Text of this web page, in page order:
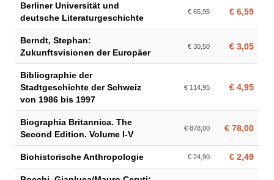
Berliner Universität und
deutsche Literaturgeschichte
€ 65,95 € 6,59
Berndt, Stephan:
Zukunftsvisionen der Europäer
€ 30,50 € 3,05
Bibliographie der
Stadtgeschichte der Schweiz
von 1986 bis 1997
€ 114,95 € 4,95
Biographia Britannica. The
Second Edition. Volume I-V
€ 878,00 € 78,00
Biohistorische Anthropologie € 24,90 € 2,49